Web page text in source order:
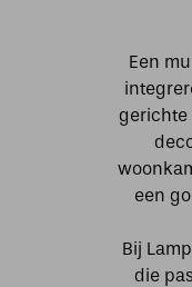
Een
gerichte
een
Bij
die